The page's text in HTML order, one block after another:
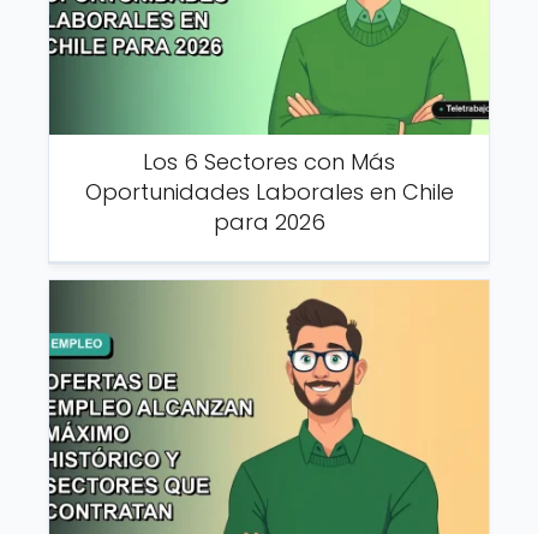
Los 6 Sectores con Más
Oportunidades Laborales en Chile
para 2026